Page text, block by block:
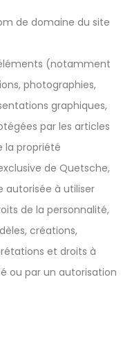
de domaine du site
éléments (notamment
photographies,
graphiques,
par les articles
la propriété
de Quetsche,
autorisée à utiliser
de la personnalité,
créations,
et droits à
ou par un autorisation